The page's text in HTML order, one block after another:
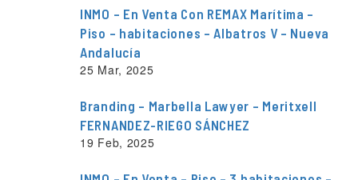
INMO – En Venta Con REMAX Marítima –
Piso – habitaciones – Albatros V – Nueva
Andalucía
25 Mar, 2025
Branding – Marbella Lawyer – Meritxell
FERNANDEZ-RIEGO SÁNCHEZ
19 Feb, 2025